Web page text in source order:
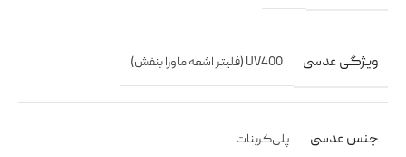
ویژگی عدسی UV400 (فلیتر اشعه ماورا بنفش)
جنس عدسی پلی‌کربنات